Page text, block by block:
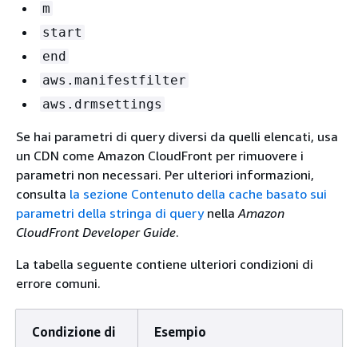
m
start
end
aws.manifestfilter
aws.drmsettings
Se hai parametri di query diversi da quelli elencati, usa
un CDN come Amazon CloudFront per rimuovere i
parametri non necessari. Per ulteriori informazioni,
consulta la sezione Contenuto della cache basato sui
parametri della stringa di querynellaAmazon
CloudFront Developer Guide.
La tabella seguente contiene ulteriori condizioni di
errore comuni.
Condizione di
Esempio